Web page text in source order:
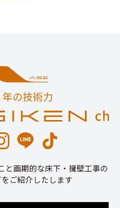
と画期的な床下・擁壁工事の
ご紹介したします